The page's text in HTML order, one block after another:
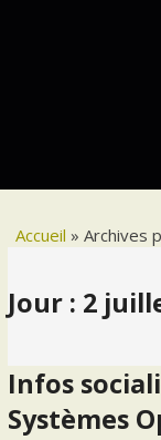
Accueil »Archives
Jour : 2
Infos
Systèmes